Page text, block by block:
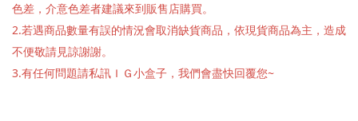
色差，介意色差者建議來到販售店購買。
2.若遇商品數量有誤的情況會取消缺貨商品，依現貨商品為主，造成
不便敬請見諒謝謝。
3.有任何問題請私訊ＩＧ小盒子，我們會盡快回覆您~